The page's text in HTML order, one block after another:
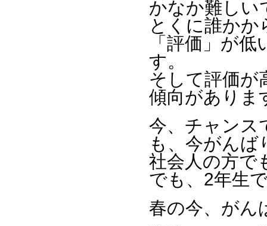
かなか難しい
とくに誰かか
「評価」が
す。
そして評価が
傾向がありま
今、チャンス
も、今がんば
社会人の方で
でも、2年生
春の今、がん